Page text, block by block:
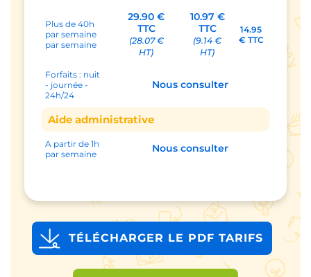
Plus de 40h
par semaine
par semaine
29.90 €
TTC
(28.07 €
HT)
10.97 €
TTC
(9.14 €
HT)
14.95
€ TTC
Forfaits : nuit
- journée -
24h/24
Nous consulter
Aide administrative
A partir de 1h
par semaine
Nous consulter
TÉLÉCHARGER LE PDF TARIFS